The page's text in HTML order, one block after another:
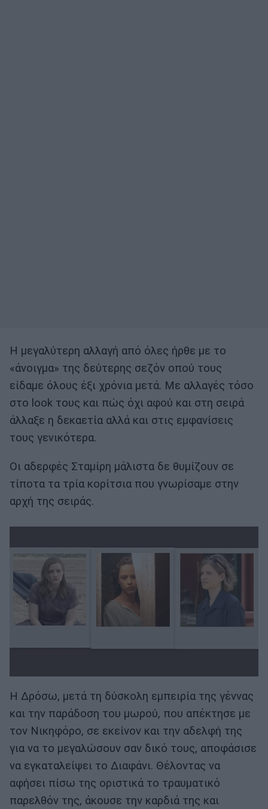
Η μεγαλύτερη αλλαγή από όλες ήρθε με το
«άνοιγμα» της δεύτερης σεζόν οπού τους
είδαμε όλους έξι χρόνια μετά. Με αλλαγές τόσο
στο look τους και πώς όχι αφού και στη σειρά
άλλαξε η δεκαετία αλλά και στις εμφανίσεις
τους γενικότερα.
Οι αδερφές Σταμίρη μάλιστα δε θυμίζουν σε
τίποτα τα τρία κορίτσια που γνωρίσαμε στην
αρχή της σειράς.
Η Δρόσω, μετά τη δύσκολη εμπειρία της γέννας
και την παράδοση του μωρού, που απέκτησε με
τον Νικηφόρο, σε εκείνον και την αδελφή της
για να το μεγαλώσουν σαν δικό τους, αποφάσισε
να εγκαταλείψει το Διαφάνι. Θέλοντας να
αφήσει πίσω της οριστικά το τραυματικό
παρελθόν της, άκουσε την καρδιά της και